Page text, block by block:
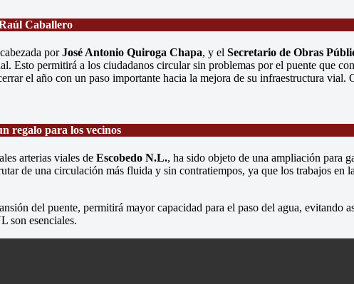
Caballero
porJosé Antonio Quiroga Chapa, y el Secretario de Obras
Esto permitirá a los ciudadanos circular sin problemas por el puente que
el año con un paso importante hacia la mejora de su infraestructura
regalo para los vecinos
arterias viales de Escobedo N.L., ha sido objeto de una ampliación para
de una circulación más fluida y sin contratiempos, ya que los trabajos
del puente, permitirá mayor capacidad para el paso del agua, evitando
son esenciales.